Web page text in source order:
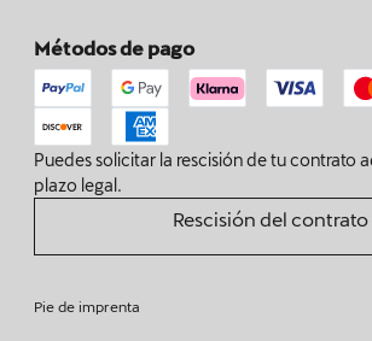
Métodos de pago
Puedes solicitar la rescisión de tu contrato
plazo legal.
Rescisión del contrato
Pie de imprenta